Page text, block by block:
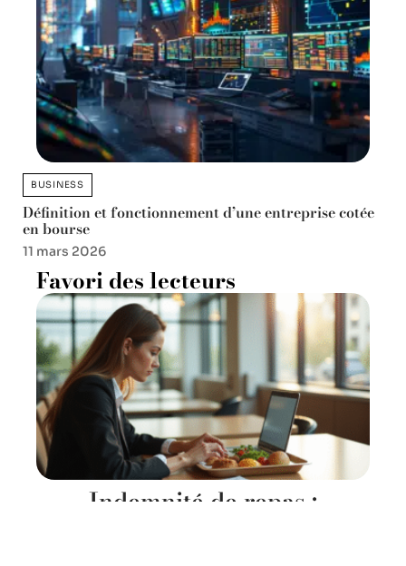
BUSINESS
Définition et fonctionnement d’une entreprise cotée
en bourse
11 mars 2026
Favori des lecteurs
Indemnité de repas :